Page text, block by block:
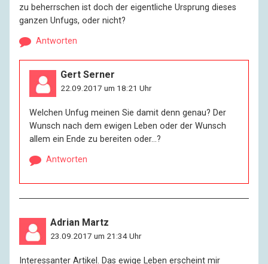
zu beherrschen ist doch der eigentliche Ursprung dieses
ganzen Unfugs, oder nicht?
Antworten
Gert Serner
22.09.2017 um 18:21 Uhr
Welchen Unfug meinen Sie damit denn genau? Der
Wunsch nach dem ewigen Leben oder der Wunsch
allem ein Ende zu bereiten oder…?
Antworten
Adrian Martz
23.09.2017 um 21:34 Uhr
Interessanter Artikel. Das ewige Leben erscheint mir